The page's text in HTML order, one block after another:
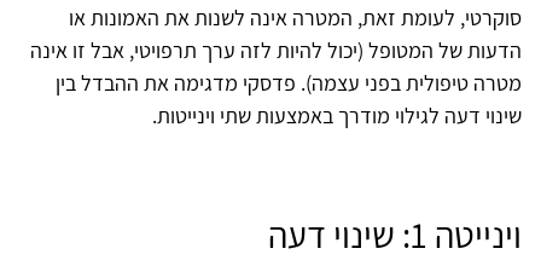
סוקרטי, לעומת זאת, המטרה אינה לשנות את האמונות או
הדעות של המטופל (יכול להיות לזה ערך תרפויטי, אבל זו אינה
מטרה טיפולית בפני עצמה). פדסקי מדגימה את ההבדל בין
שינוי דעה לגילוי מודרך באמצעות שתי וינייטות.
וינייטה 1: שינוי דעה